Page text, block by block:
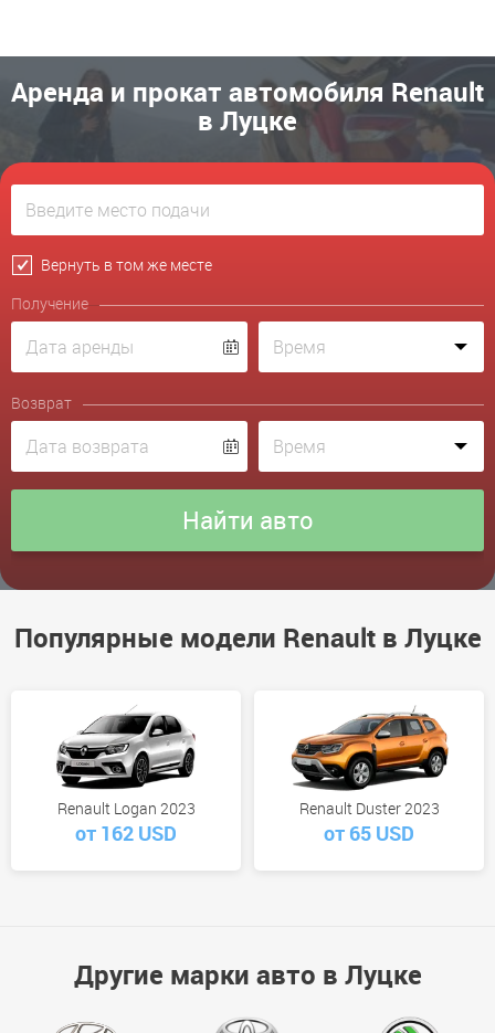
Аренда и прокат автомобиля Renault
в Луцке
Вернуть в том же месте
Получение
Возврат
Популярные модели Renault в Луцке
Renault Logan 2023
от 162 USD
Renault Duster 2023
от 65 USD
Другие марки авто в Луцке